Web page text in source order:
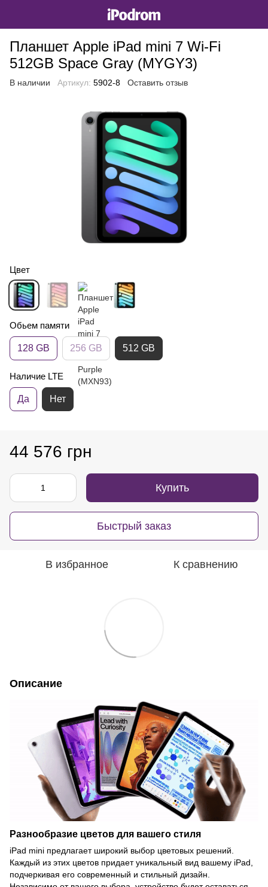
Планшет Apple iPad mini 7 Wi-Fi
512GB Space Gray (MYGY3)
В наличии Артикул: 5902-8 Оставить отзыв
Цвет
Обьем памяти
128 GB 256 GB 512 GB
Наличие LTE
Да Нет
44 576 грн
Купить
Быстрый заказ
В избранное К сравнению
Описание
Разнообразие цветов для вашего стиля
iPad mini предлагает широкий выбор цветовых решений.
Каждый из этих цветов придает уникальный вид вашему iPad,
подчеркивая его современный и стильный дизайн.